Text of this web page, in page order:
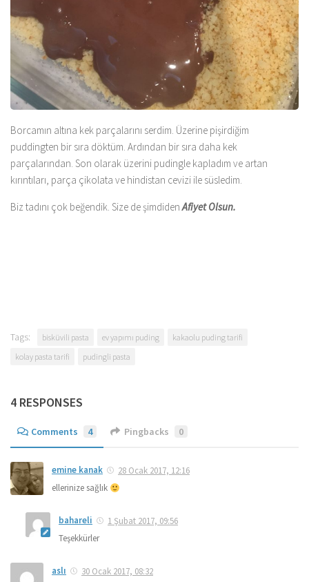
Borcamın altına kek parçalarını serdim. Üzerine pişirdiğim
puddingten bir sıra döktüm. Ardından bir sıra daha kek
parçalarından. Son olarak üzerini pudingle kapladım ve artan
kırıntıları, parça çikolata ve hindistan cevizi ile süsledim.
Biz tadını çok beğendik. Size de şimdidenAfiyet Olsun.
Tags: bisküvili pasta ev yapımı puding
kakaolu puding tarifi
kolay pasta tarifi
pudingli pasta
4 RESPONSES
Comments 4 Pingbacks 0
emine kanak
28 Ocak 2017, 12:16
ellerinize sağlık
bahareli
1 Şubat 2017, 09:56
Teşekkürler
aslı
30 Ocak 2017, 08:32